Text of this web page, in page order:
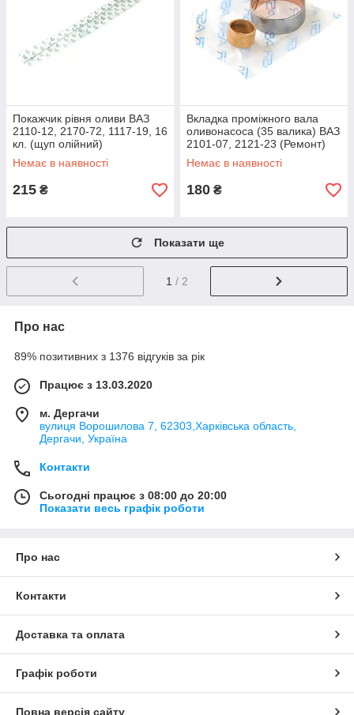
Покажчик рівня оливи ВАЗ
2110-12, 2170-72, 1117-19, 16
кл. (щуп олійний)
Немає в наявності
215 ₴
Вкладка проміжного вала
оливонасоса (35 валика) ВАЗ
2101-07, 2121-23 (Ремонт)
жовтий, к-т
Немає в наявності
180 ₴
Показати ще
1 / 2
Про нас
89% позитивних з 1376 відгуків за рік
Працює з 13.03.2020
м. Дергачи
вулиця Ворошилова 7, 62303,Харківська область,
Дергачи, Україна
Контакти
Сьогодні працює з 08:00 до 20:00
Показати весь графік роботи
Про нас
Контакти
Доставка та оплата
Графік роботи
Повна версія сайту